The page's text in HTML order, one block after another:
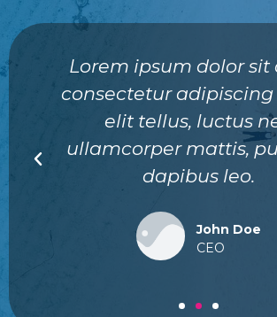
Lorem ipsum dolor sit
consectetur adipiscing
elit tellus, luctus
ullamcorper mattis,
dapibus leo.
John Doe
CEO